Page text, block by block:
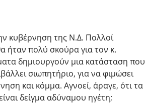
κυβέρνηση της Ν.Δ. Πολλοί
ήταν πολύ σκούρα για τον κ.
δημιουργούν μια κατάσταση που
σιωπητήριο, για να φιμώσει
και κόμμα. Αγνοεί, άραγε, ότι τα
δείγμα αδύναμου ηγέτη;